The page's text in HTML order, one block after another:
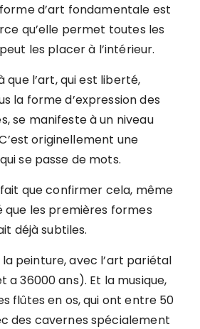
d’art fondamentale est
qu’elle permet toutes les
les placer à l’intérieur.
l’art, qui est liberté,
la forme d’expression des
se manifeste à un niveau
originellement une
se passe de mots.
fait que confirmer cela, même
que les premières formes
déjà subtiles.
la peinture, avec l’art pariétal
a 36000 ans). Et la musique,
flûtes en os, qui ont entre 50
des cavernes spécialement